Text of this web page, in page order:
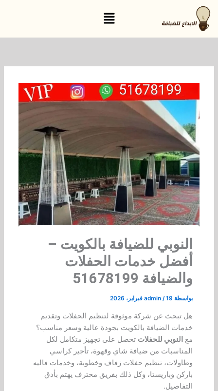
تخطي
إلى
المحتوى
القائمة
النوبي للضيافة بالكويت –
أفضل خدمات الحفلات
والضيافة 51678199
بواسطة admin /19 فبراير، 2026
هل تبحث عن شركة موثوقة لتنظيم الحفلات وتقديم
خدمات الضيافة بالكويت بجودة عالية وسعر مناسب؟
مع النوبي للحفلات تحصل على تجهيز متكامل لكل
المناسبات من ضيافة شاي وقهوة، تأجير كراسي
وطاولات، تنظيم حفلات زفاف وخطوبة، وخدمات فاليه
باركن وباريستا، وكل ذلك بفريق محترف يهتم بأدق
التفاصيل.